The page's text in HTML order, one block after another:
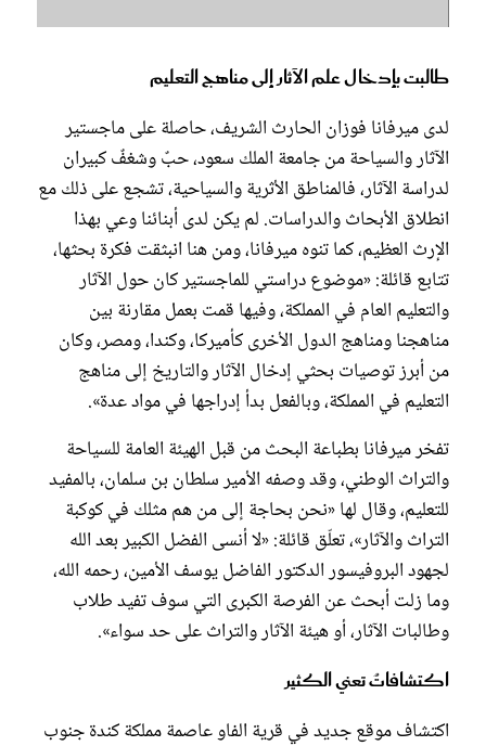
طالبت بإدخال علم الآثار إلى مناهج التعليم
لدى ميرفانا فوزان الحارث الشريف، حاصلة على ماجستير
الآثار والسياحة من جامعة الملك سعود، حبٌ وشغفٌ كبيران
لدراسة الآثار، فالمناطق الأثرية والسياحية، تشجع على ذلك مع
انطلاق الأبحاث والدراسات. لم يكن لدى أبنائنا وعي بهذا
الإرث العظيم، كما تنوه ميرفانا، ومن هنا انبثقت فكرة بحثها،
تتابع قائلة: «موضوع دراستي للماجستير كان حول الآثار
والتعليم العام في المملكة، وفيها قمت بعمل مقارنة بين
مناهجنا ومناهج الدول الأخرى كأميركا، وكندا، ومصر، وكان
من أبرز توصيات بحثي إدخال الآثار والتاريخ إلى مناهج
التعليم في المملكة، وبالفعل بدأ إدراجها في مواد عدة».
تفخر ميرفانا بطباعة البحث من قبل الهيئة العامة للسياحة
والتراث الوطني، وقد وصفه الأمير سلطان بن سلمان، بالمفيد
للتعليم، وقال لها «نحن بحاجة إلى من هم مثلك في كوكبة
التراث والآثار»، تعلّق قائلة: «لا أنسى الفضل الكبير بعد الله
لجهود البروفيسور الدكتور الفاضل يوسف الأمين، رحمه الله،
وما زلت أبحث عن الفرصة الكبرى التي سوف تفيد طلاب
وطالبات الآثار، أو هيئة الآثار والتراث على حد سواء».
اكتشافاتٌ تعني الكثير
اكتشاف موقع جديد في قرية الفاو عاصمة مملكة كندة جنوب